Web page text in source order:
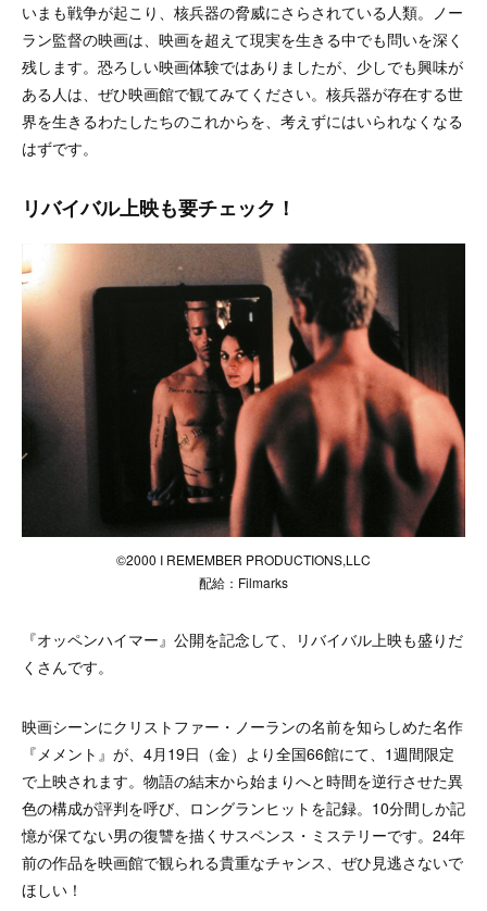
いまも戦争が起こり、核兵器の脅威にさらされている人類。ノー
ラン監督の映画は、映画を超えて現実を生きる中でも問いを深く
残します。 恐ろしい映画体験ではありましたが、少しでも興味が
ある人は、ぜひ映画館で観てみてください。核兵器が存在する世
界を生きるわたしたちのこれからを、考えずにはいられなくなる
はずです。
リバイバル上映も要チェック！
©2000 I REMEMBER PRODUCTIONS,LLC
配給：Filmarks
『オッペンハイマー』公開を記念して、リバイバル上映も盛りだ
くさんです。
映画シーンにクリストファー・ノーランの名前を知らしめた名作
『メメント』が、4月19日（金）より全国66館にて、1週間限定
で上映されます。 物語の結末から始まりへと時間を逆行させた異
色の構成が評判を呼び、ロングランヒットを記録。 10分間しか記
憶が保てない男の復讐を描くサスペンス・ミステリーです。 24年
前の作品を映画館で観られる貴重なチャンス、ぜひ見逃さないで
ほしい！